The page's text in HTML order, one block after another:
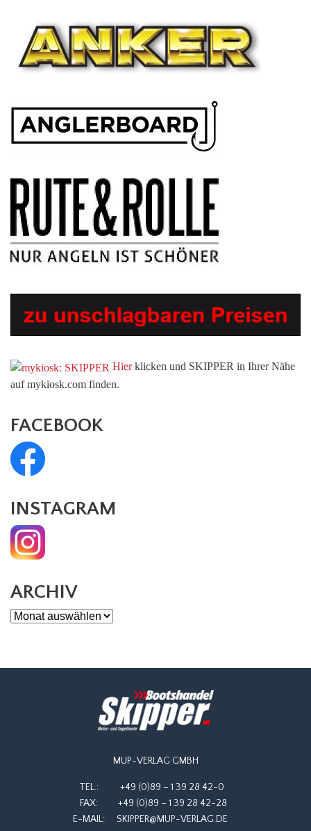
Hierklicken und SKIPPER in Ihrer Nähe
auf mykiosk.com finden.
FACEBOOK
INSTAGRAM
ARCHIV
Archiv
MUP-VERLAG GMBH
TEL.:
+49 (0)89 – 1 39 28 42-0
FAX:
+49 (0)89 – 1 39 28 42-28
E-MAIL:
SKIPPER@MUP-VERLAG.DE